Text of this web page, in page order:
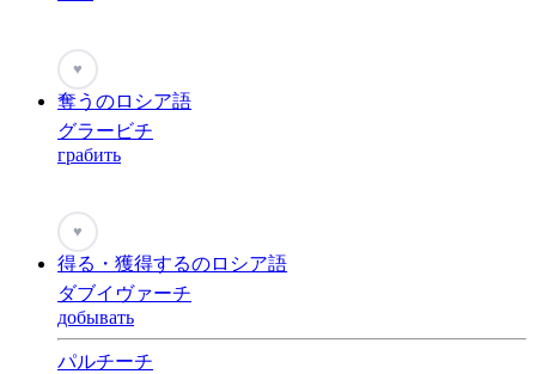
♥
奪うのロシア語
グラービチ
грабить
♥
得る・獲得するのロシア語
ダブイヴァーチ
добывать
パルチーチ